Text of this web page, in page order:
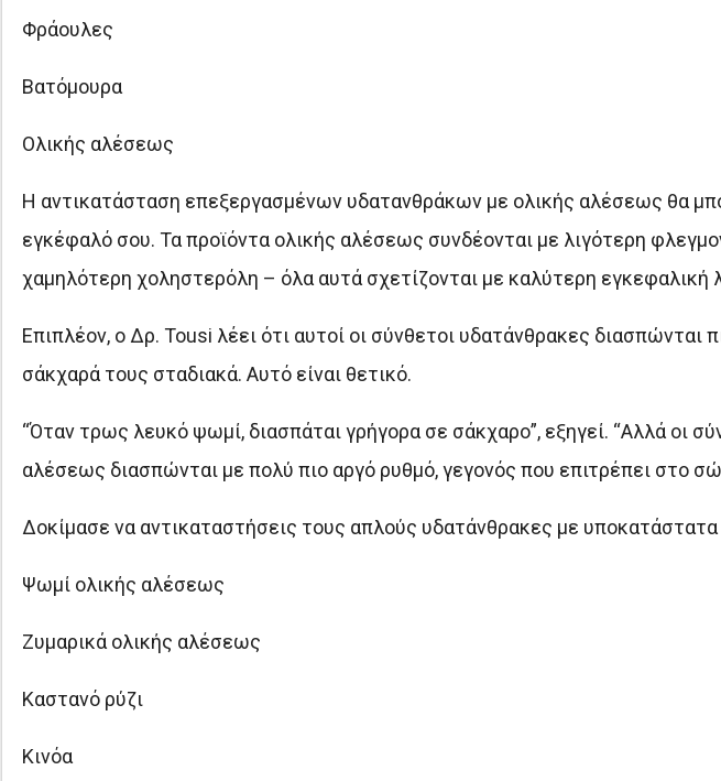
Φράουλες
Βατόμουρα
Ολικής αλέσεως
Η αντικατάσταση επεξεργασμένων υδατανθράκων με ολικής αλέσεως θα
εγκέφαλό σου. Τα προϊόντα ολικής αλέσεως συνδέονται με λιγότερη
χαμηλότερη χοληστερόλη – όλα αυτά σχετίζονται με καλύτερη εγκεφαλική
Επιπλέον, ο Δρ. Tousi λέει ότι αυτοί οι σύνθετοι υδατάνθρακες
σάκχαρά τους σταδιακά. Αυτό είναι θετικό.
“Όταν τρως λευκό ψωμί, διασπάται γρήγορα σε σάκχαρο”, εξηγεί. “Αλλά οι
αλέσεως διασπώνται με πολύ πιο αργό ρυθμό, γεγονός που επιτρέπει στο
Δοκίμασε να αντικαταστήσεις τους απλούς υδατάνθρακες με
Ψωμί ολικής αλέσεως
Ζυμαρικά ολικής αλέσεως
Καστανό ρύζι
Κινόα